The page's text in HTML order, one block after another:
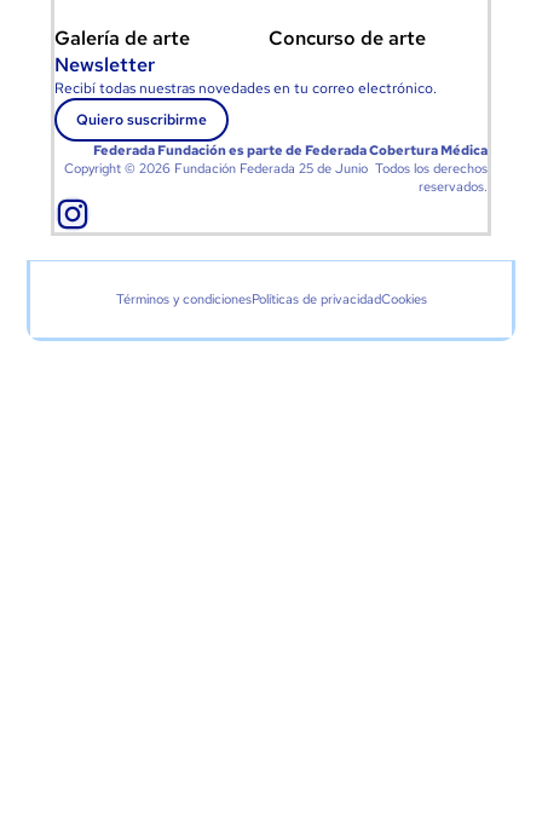
Galería de arte
Concurso de arte
Newsletter
Recibí todas nuestras novedades en tu correo electrónico.
Quiero suscribirme
Federada Fundación es parte deFederada Cobertura Médica
Copyright © 2026 Fundación Federada 25 de Junio Todos los derechos
reservados.
Términos y condicionesPolíticas de privacidadCookies